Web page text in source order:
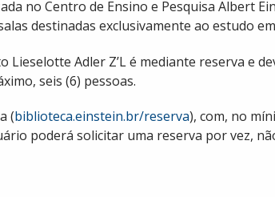
no Centro de Ensino e Pesquisa Albert
destinadas exclusivamente ao estudo
Adler Z’L é mediante reserva e
seis (6) pessoas.
(biblioteca.einstein.br/reserva), com, no
poderá solicitar uma reserva por vez,